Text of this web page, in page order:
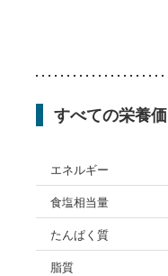
すべての栄養価
エネルギー
食塩相当量
たんぱく質
脂質